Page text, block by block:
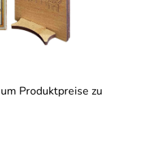
um Produktpreise zu